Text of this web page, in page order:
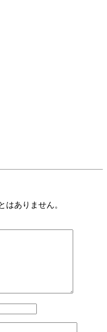
はありません。